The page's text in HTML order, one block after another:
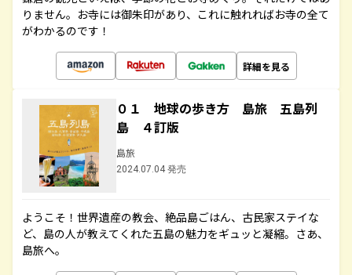
りません。お寺には御朱印があり、これに触れればお寺の全て
がわかるのです！
詳細を見る
０１ 地球の歩き方 島旅 五島列
島 ４訂版
島旅
2024.07.04 発売
ようこそ！世界遺産の教会、絶品島ごはん、古民家ステイな
ど、島の人が教えてくれた五島の魅力をギュッと凝縮。さあ、
島旅へ。